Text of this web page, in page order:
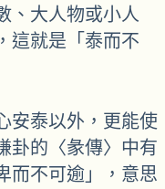
、大人物或小人
這就是「泰而不
安泰以外，更能使
卦的〈彖傳〉中有
而不可逾」，意思